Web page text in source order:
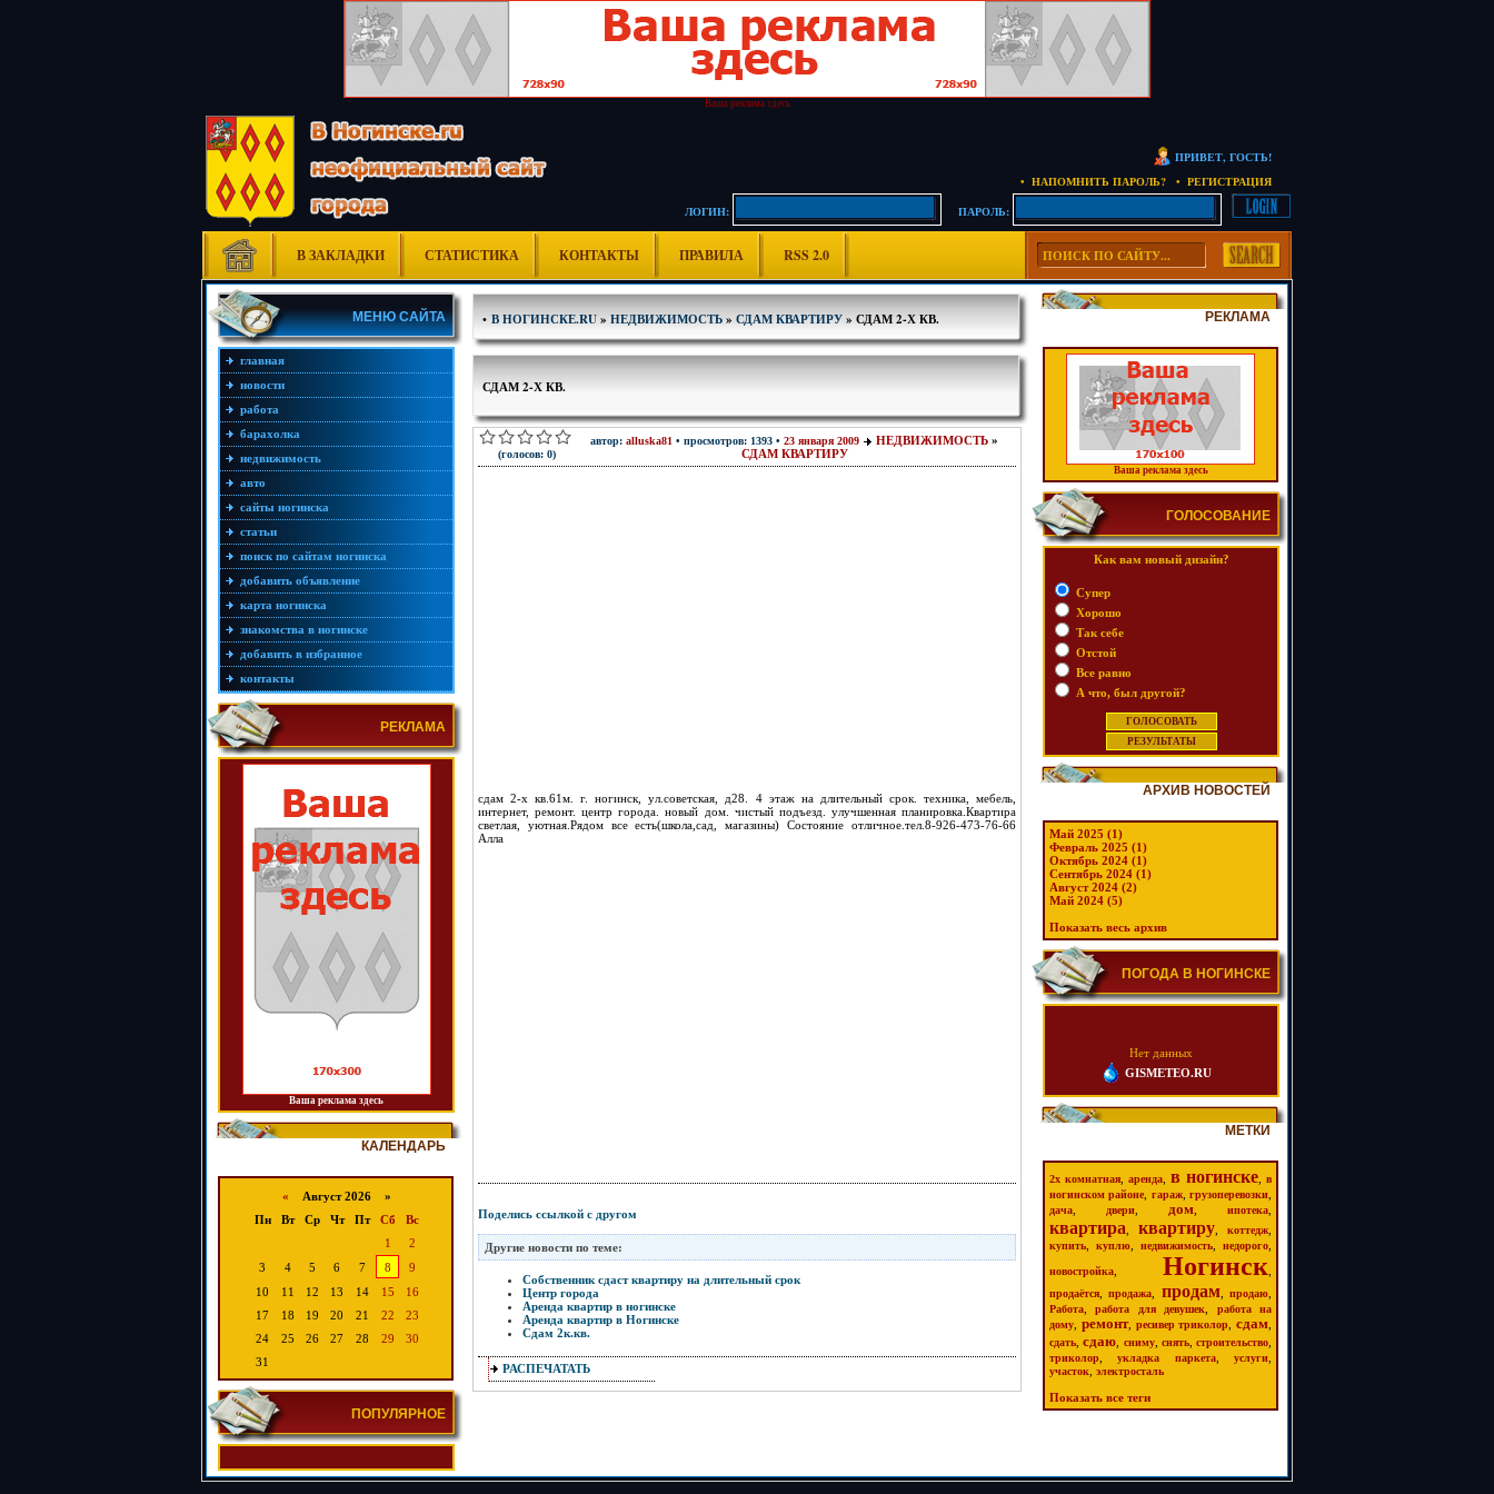
Ваша реклама здесь
ПРИВЕТ, ГОСТЬ!
• НАПОМНИТЬ ПАРОЛЬ?
• РЕГИСТРАЦИЯ
ЛОГИН:
ПАРОЛЬ:
В ЗАКЛАДКИ СТАТИСТИКА КОНТАКТЫ ПРАВИЛА RSS 2.0
МЕНЮ САЙТА
главная
новости
работа
барахолка
недвижимость
авто
сайты ногинска
статьи
поиск по сайтам ногинска
добавить объявление
карта ногинска
знакомства в ногинске
добавить в избранное
контакты
РЕКЛАМА
Ваша реклама здесь
КАЛЕНДАРЬ
« Август 2026 »
Пн
Вт Ср Чт Пт Сб
Вс
1
2
3
4 5 6 7 8
9
10
11 12 13 14 15
16
17
18 19 20 21 22
23
24
25 26 27 28 29
30
31
ПОПУЛЯРНОЕ
• В НОГИНСКЕ.RU» НЕДВИЖИМОСТЬ» СДАМ КВАРТИРУ» СДАМ 2-Х КВ.
СДАМ 2-Х КВ.
(голосов: 0)
автор: alluska81 • просмотров: 1393 • 23 января 2009 НЕДВИЖИМОСТЬ »
СДАМ КВАРТИРУ
сдам 2-х кв.61м. г. ногинск, ул.советская, д28. 4 этаж на длительный срок. техника, мебель,
интернет, ремонт. центр города. новый дом. чистый подъезд. улучшенная планировка.Квартира
светлая, уютная.Рядом все есть(школа,сад, магазины) Состояние отличное.тел.8-926-473-76-66
Алла
Поделись ссылкой с другом
Другие новости по теме:
Собственник сдаст квартиру на длительный срок
Центр города
Аренда квартир в ногинске
Аренда квартир в Ногинске
Сдам 2к.кв.
РАСПЕЧАТАТЬ
РЕКЛАМА
Ваша реклама здесь
ГОЛОСОВАНИЕ
Как вам новый дизайн?
Супер
Хорошо
Так себе
Отстой
Все равно
А что, был другой?
АРХИВ НОВОСТЕЙ
Май 2025 (1)
Февраль 2025 (1)
Октябрь 2024 (1)
Сентябрь 2024 (1)
Август 2024 (2)
Май 2024 (5)
Показать весь архив
ПОГОДА В НОГИНСКЕ
Нет данных
GISMETEO.RU
МЕТКИ
2х комнатная аренда в ногинске
в
ногинском районе
гараж,грузоперевозки
дача двери дом ипотека
квартира квартиру коттедж
купить куплю недвижимость недорого
новостройка Ногинск
продаётся ,продажа продам,продаю
Работа ,работа для девушек
работа на
дому
ремонт, ресивер триколор сдам
сдать ,сдаю сниму, снять, строительство
триколор ,укладка паркета,услуги
участок электросталь
Показать все теги